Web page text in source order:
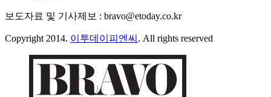
보도자료 및 기사제보 : bravo@etoday.co.kr
Copyright 2014. 이투데이피엔씨 . All rights reserved